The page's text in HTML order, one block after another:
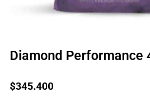
Diamond Performance
$345.400